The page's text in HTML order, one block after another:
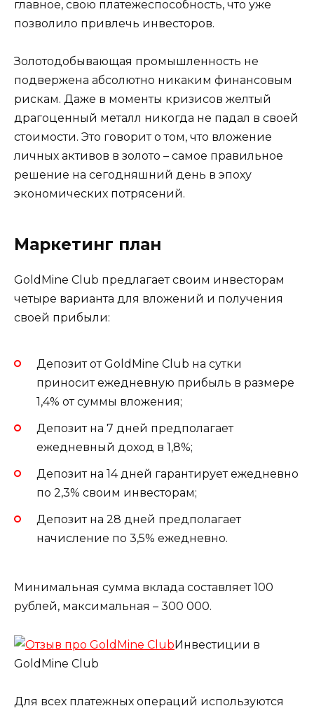
главное, свою платежеспособность, что уже
позволило привлечь инвесторов.
Золотодобывающая промышленность не
подвержена абсолютно никаким финансовым
рискам. Даже в моменты кризисов желтый
драгоценный металл никогда не падал в своей
стоимости. Это говорит о том, что вложение
личных активов в золото – самое правильное
решение на сегодняшний день в эпоху
экономических потрясений.
Маркетинг план
GoldMine Club предлагает своим инвесторам
четыре варианта для вложений и получения
своей прибыли:
Депозит от GoldMine Club на сутки
приносит ежедневную прибыль в размере
1,4% от суммы вложения;
Депозит на 7 дней предполагает
ежедневный доход в 1,8%;
Депозит на 14 дней гарантирует ежедневно
по 2,3% своим инвесторам;
Депозит на 28 дней предполагает
начисление по 3,5% ежедневно.
Минимальная сумма вклада составляет 100
рублей, максимальная – 300 000.
Инвестиции в
GoldMine Club
Для всех платежных операций используются